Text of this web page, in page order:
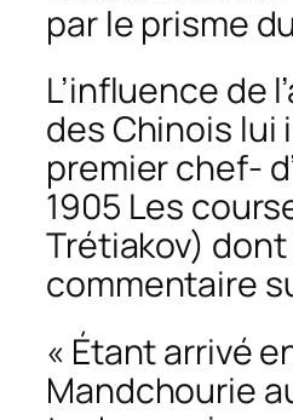
par le prisme
L’influence de
des Chinois lui
premier chef-
1905 Les
Trétiakov)
commentaire
« Étant arrivé
Mandchourie